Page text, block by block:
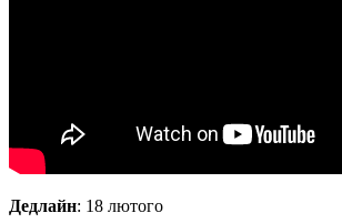
Дедлайн: 18 лютого